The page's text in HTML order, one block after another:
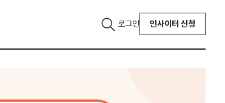
로그인 인사이터 신청